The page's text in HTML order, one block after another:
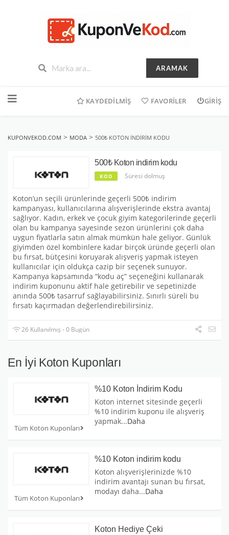
ARAMAK
geç
KAYDEDILMIŞ FAVORILER GIRIŞ
KUPONVEKOD.COM > MODA > 500₺ KOTON INDIRIM KODU
500₺ Koton indirim kodu
KOD Süresi dolmuş
Koton’un seçili ürünlerinde geçerli 500₺ indirim
kampanyası, kullanıcılarına alışverişlerinde ekstra avantaj
sağlıyor. Kadın, erkek ve çocuk giyim kategorilerinde geçerli
olan bu kampanya sayesinde sezon ürünlerini çok daha
uygun fiyatlarla satın almak mümkün hale geliyor. Günlük
giyimden özel kombinlere kadar birçok üründe geçerli olan
bu fırsat, bütçesini koruyarak alışveriş yapmak isteyen
kullanıcılar için oldukça cazip bir seçenek sunuyor.
Kampanya kapsamında “kodu aç” seçeneğini kullanarak
indirim kuponunu aktif hale getirebilir ve sepetinizde
anında 500₺ tasarruf sağlayabilirsiniz. Sınırlı süreli bu
fırsatı kaçırmadan değerlendirebilirsiniz.
26 Kullanılmış - 0 Bugün
En İyi Koton Kuponları
Tüm Koton Kuponları
%10 Koton İndirim Kodu
Koton internet sitesinde geçerli
%10 indirim kuponu ile alışveriş
yapmak...Daha
Tüm Koton Kuponları
%10 Koton indirim kodu
Koton alışverişlerinizde %10
indirim avantajı sunan bu fırsat,
modayı daha...Daha
Koton Hediye Çeki